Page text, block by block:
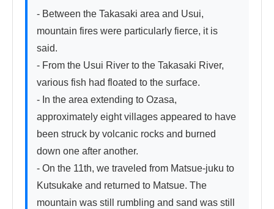
- Between the Takasaki area and Usui,
mountain fires were particularly fierce, it is
said.
- From the Usui River to the Takasaki River,
various fish had floated to the surface.
- In the area extending to Ozasa,
approximately eight villages appeared to have
been struck by volcanic rocks and burned
down one after another.
- On the 11th, we traveled from Matsue-juku to
Kutsukake and returned to Matsue. The
mountain was still rumbling and sand was still